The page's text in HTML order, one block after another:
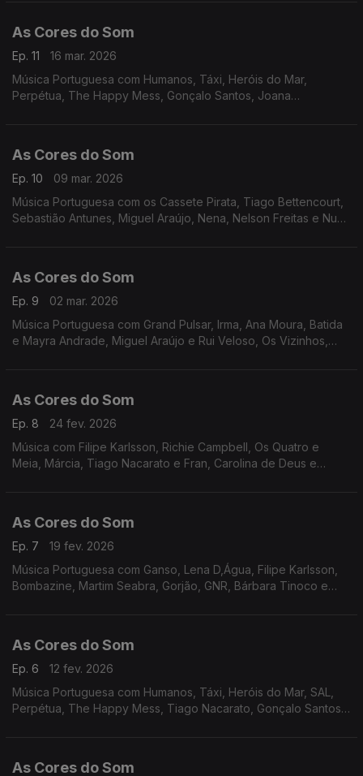
As Cores do Som
Ep. 11
16 mar. 2026
Música Portuguesa com Humanos, Táxi, Heróis do Mar,
Perpétua, The Happy Mess, Gonçalo Santos, Joana
As Cores do Som
Ep. 10
09 mar. 2026
Música Portuguesa com os Cassete Pirata, Tiago Bettencourt,
Sebastião Antunes, Miguel Araújo, Nena, Nelson Freitas e Nuno
As Cores do Som
Ep. 9
02 mar. 2026
Música Portuguesa com Grand Pulsar, Irma, Ana Moura, Batida
e Mayra Andrade, Miguel Araújo e Rui Veloso, Os Vizinhos,
As Cores do Som
Ep. 8
24 fev. 2026
Música com Filipe Karlsson, Richie Campbell, Os Quatro e
Meia, Márcia, Tiago Nacarato e Fran, Carolina de Deus e
As Cores do Som
Ep. 7
19 fev. 2026
Música Portuguesa com Ganso, Lena D,Água, Filipe Karlsson,
Bombazine, Martim Seabra, Gorjão, GNR, Bárbara Tinoco e
As Cores do Som
Ep. 6
12 fev. 2026
Música Portuguesa com Humanos, Táxi, Heróis do Mar, SAL,
Perpétua, The Happy Mess, Tiago Nacarato, Gonçalo Santos,
As Cores do Som